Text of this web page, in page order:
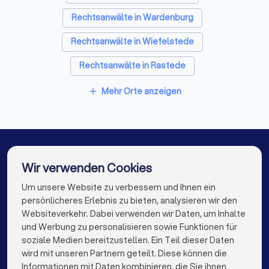
Die Erstberatung: Vorbereitung und wichtige
Das erste Gespräch mit einem Anwalt dient der
gegenseitigen Einschätzung. Sie prüfen, ob der Anwalt zu
Ihnen passt, und der Anwalt bewertet, ob er Ihren Fall
übernehmen kann und möchte.
Diese Unterlagen sollten Sie mitbringen
Mahnungen, Gerichtsbescheide etc.)
Chronologische Übersicht der Ereignisse
Korrespondenz mit der Gegenseite
Beweismittel (E-Mails, Fotos, Zeugenaussagen)
Ihre konkreten Fragen und Ziele
Rechtsanwälte in Wardenburg
Rechtsanwälte in Wiefelstede
Rechtsanwälte in Rastede
Rechtsanwälte in Westerstede
Rechtsanwälte in Barßel
Rechtsanwälte in Berlin
Rechtsanwälte in Hamburg
Rechtsanwälte in München
Rechtsanwälte in Köln
Rechtsanwälte in Frankfurt am Main
Rechtsanwälte in Stuttgart
add Mehr Orte anzeigen
Die besten Rechtsanwälte für Sie
info@trustlocal.de
Wir verwenden Cookies
Um unsere Website zu verbessern und Ihnen ein
persönlicheres Erlebnis zu bieten, analysieren wir den
Websiteverkehr. Dabei verwenden wir Daten, um Inhalte
und Werbung zu personalisieren sowie Funktionen für
soziale Medien bereitzustellen. Ein Teil dieser Daten
wird mit unseren Partnern geteilt. Diese können die
Informationen mit Daten kombinieren, die Sie ihnen